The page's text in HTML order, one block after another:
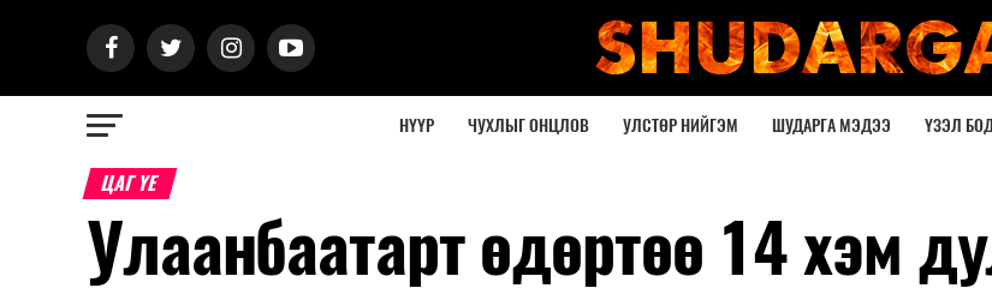
НҮҮР ЧУХЛЫГ ОНЦЛОВ УЛСТӨР НИЙГЭМ ШУДАРГА МЭДЭЭ ҮЗЭЛ
ЦАГ ҮЕ
Улаанбаатарт өдөртөө 14 хэм